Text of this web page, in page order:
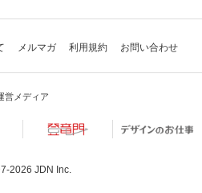
メルマガ 利用規約 お問い合わせ
営メディア
2026 JDN Inc.